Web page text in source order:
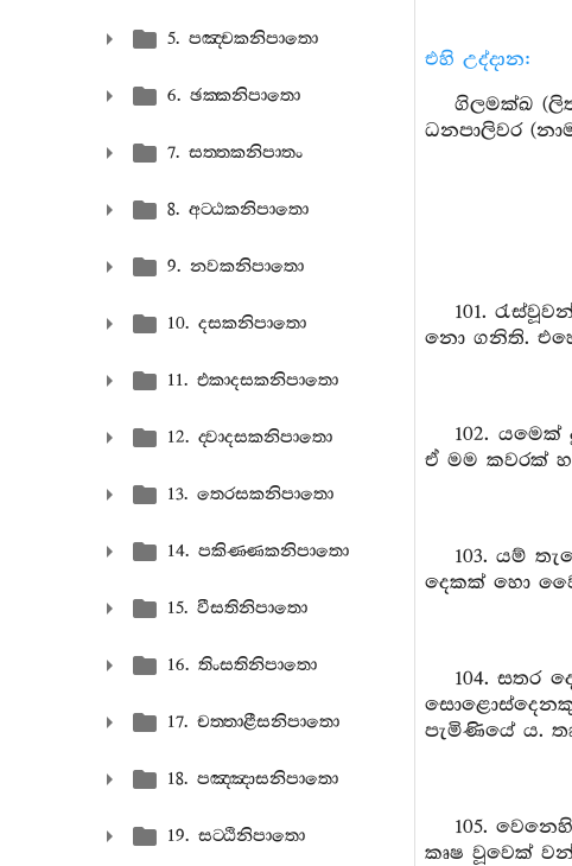
5. පඤ‍්චකනිපාතො
6. ඡක‍්කනිපාතො
7. සත‍්තකනිපාතං
8. අට‍්ඨකනිපාතො
9. නවකනිපාතො
10. දසකනිපාතො
11. එකාදසකනිපාතො
12. ද‍්වාදසකනිපාතො
13. තෙරසකනිපාතො
14. පකිණ‍්ණකනිපාතො
15. වීසතිනිපාතො
16. තිංසතිනිපාතො
17. චත‍්තාළීසනිපාතො
18. පඤ‍්ඤාසනිපාතො
19. සට‍්ඨිනිපාතො
එහි උද්දාන:
ගිලමක්ඛ
ධනපාලිවර
101.
නො ගනිති.
102.
ඒ මම කවරක්
103. යම්
දෙකක් හො
104. සතර
පැමිණියේ ය.
105.
කෘෂ වූවෙක්